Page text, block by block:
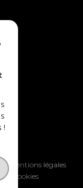
Mentions légales
Cookies
!